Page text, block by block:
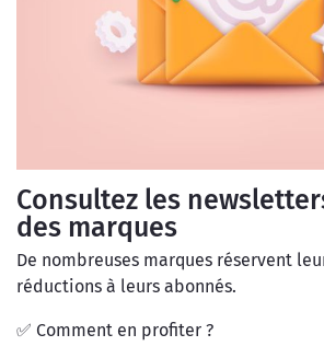
Consultez les
des marques
De nombreuses marques réservent
réductions à leurs abonnés.
✅ Comment en profiter ?